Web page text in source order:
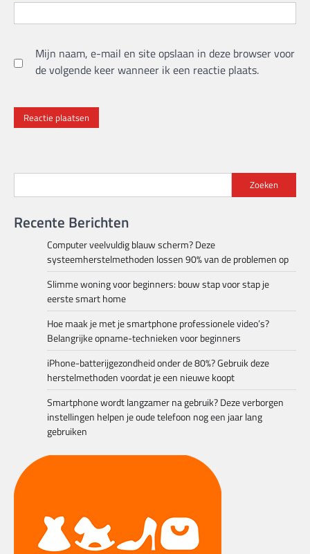
Mijn naam, e-mail en site opslaan in deze browser voor
de volgende keer wanneer ik een reactie plaats.
Zoeken
Recente Berichten
Computer veelvuldig blauw scherm? Deze
systeemherstelmethoden lossen 90% van de problemen op
Slimme woning voor beginners: bouw stap voor stap je
eerste smart home
Hoe maak je met je smartphone professionele video’s?
Belangrijke opname-technieken voor beginners
iPhone-batterijgezondheid onder de 80%? Gebruik deze
herstelmethoden voordat je een nieuwe koopt
Smartphone wordt langzamer na gebruik? Deze verborgen
instellingen helpen je oude telefoon nog een jaar lang
gebruiken